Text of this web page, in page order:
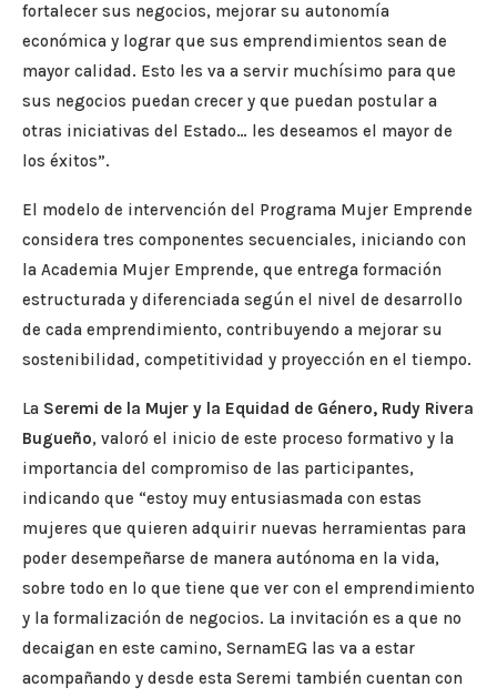
fortalecer sus negocios, mejorar su autonomía
económica y lograr que sus emprendimientos sean de
mayor calidad. Esto les va a servir muchísimo para que
sus negocios puedan crecer y que puedan postular a
otras iniciativas del Estado… les deseamos el mayor de
los éxitos”.
El modelo de intervención del Programa Mujer Emprende
considera tres componentes secuenciales, iniciando con
la Academia Mujer Emprende, que entrega formación
estructurada y diferenciada según el nivel de desarrollo
de cada emprendimiento, contribuyendo a mejorar su
sostenibilidad, competitividad y proyección en el tiempo.
La Seremi de la Mujer y la Equidad de Género, Rudy Rivera
Bugueño, valoró el inicio de este proceso formativo y la
importancia del compromiso de las participantes,
indicando que “estoy muy entusiasmada con estas
mujeres que quieren adquirir nuevas herramientas para
poder desempeñarse de manera autónoma en la vida,
sobre todo en lo que tiene que ver con el emprendimiento
y la formalización de negocios. La invitación es a que no
decaigan en este camino, SernamEG las va a estar
acompañando y desde esta Seremi también cuentan con